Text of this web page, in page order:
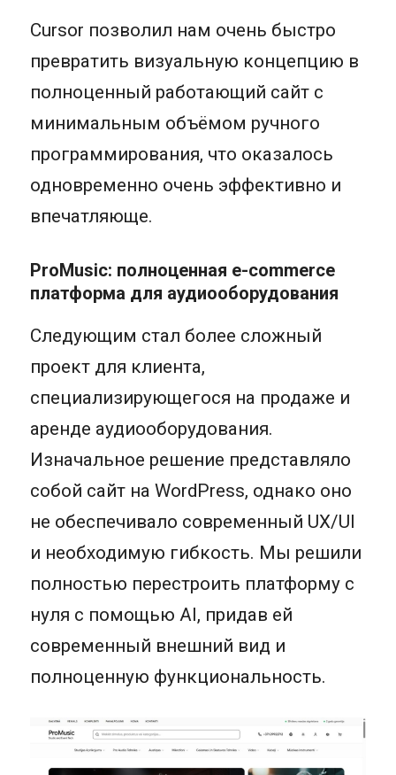
Cursor позволил нам очень быстро
превратить визуальную концепцию в
полноценный работающий сайт с
минимальным объёмом ручного
программирования, что оказалось
одновременно очень эффективно и
впечатляюще.
ProMusic: полноценная e-commerce
платформа для аудиооборудования
Следующим стал более сложный
проект для клиента,
специализирующегося на продаже и
аренде аудиооборудования.
Изначальное решение представляло
собой сайт на WordPress, однако оно
не обеспечивало современный UX/UI
и необходимую гибкость. Мы решили
полностью перестроить платформу с
нуля с помощью AI, придав ей
современный внешний вид и
полноценную функциональность.